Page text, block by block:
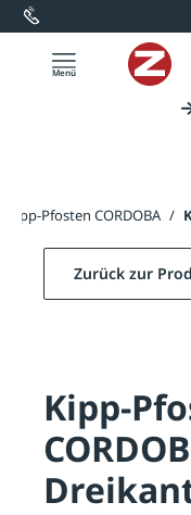
springen
Kipp-Pfosten CORDOBA /
Zurück zur
Kipp-